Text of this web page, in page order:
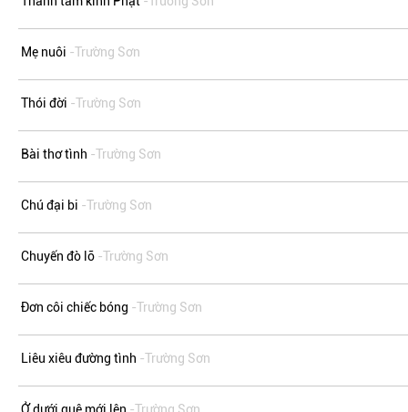
Mẹ nuôi -Trường Sơn
Thói đời -Trường Sơn
Bài thơ tình -Trường Sơn
Chú đại bi -Trường Sơn
Chuyến đò lỡ -Trường Sơn
Đơn côi chiếc bóng -Trường Sơn
Liêu xiêu đường tình -Trường Sơn